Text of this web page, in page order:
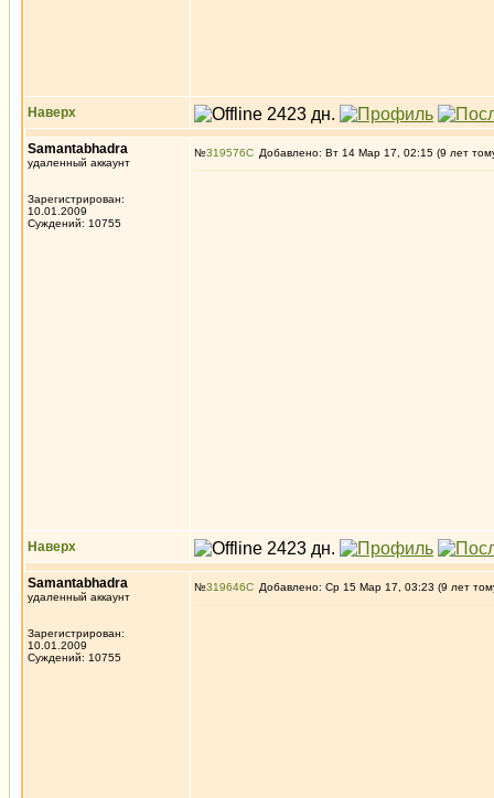
Наверх
Samantabhadra
удаленный аккаунт
Зарегистрирован:
10.01.2009
Суждений: 10755
№319576 Добавлено: Вт 14 Мар 17, 02:15 (9 лет
Наверх
Samantabhadra
удаленный аккаунт
Зарегистрирован:
10.01.2009
Суждений: 10755
№319646 Добавлено: Ср 15 Мар 17, 03:23 (9 лет